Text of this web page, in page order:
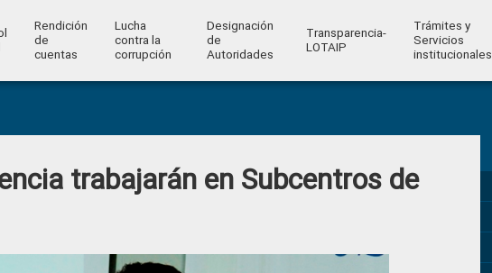
Rendición
de
cuentas
Lucha
contra la
corrupción
Designación
de
Autoridades
Transparencia-
LOTAIP
Trámites y
Servicios
institucionales
trabajarán en Subcentros de